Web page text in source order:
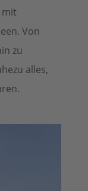
mit
Von
zu
alles,